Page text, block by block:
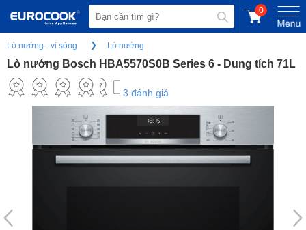
0
Lò nướng - vi sóng Lò nướng
Lò nướng Bosch HBA5570S0B Series 6 - Dung tích 71L
3 đánh giá